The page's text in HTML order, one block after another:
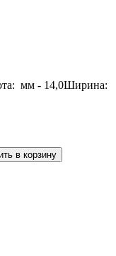
мм - 14,0Ширина: